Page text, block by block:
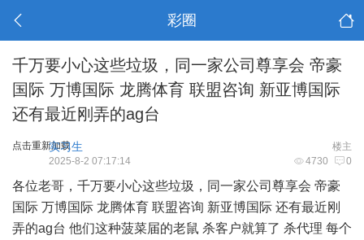
彩圈
千万要小心这些垃圾，同一家公司尊享会 帝豪
国际 万博国际 龙腾体育 联盟咨询 新亚博国际
还有最近刚弄的ag台
点击重新加载 楼主
实习生
4730 0
2025-8-2 07:17:14
各位老哥，千万要小心这些垃圾，同一家公司尊享会 帝豪
国际 万博国际 龙腾体育 联盟咨询 新亚博国际 还有最近刚
弄的ag台 他们这种菠菜届的老鼠 杀客户就算了 杀代理 每个